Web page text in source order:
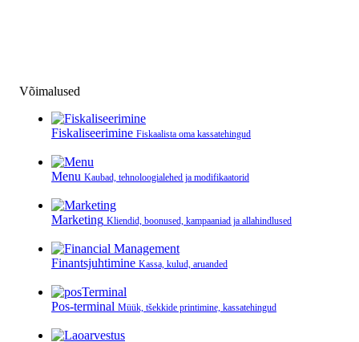
Võimalused
Fiskaliseerimine Fiskaalista oma kassatehingud
Menu Kaubad, tehnoloogialehed ja modifikaatorid
Marketing Kliendid, boonused, kampaaniad ja allahindlused
Finantsjuhtimine Kassa, kulud, aruanded
Pos-terminal Müük, tšekkide printimine, kassatehingud